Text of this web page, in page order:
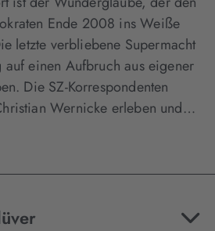
Ende 2008 ins Weiße
letzte verbliebene Supermacht
einen Aufbruch aus eigener
Die SZ-Korrespondenten
Wernicke erleben und…